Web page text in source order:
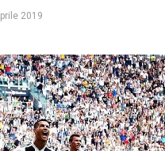
2019